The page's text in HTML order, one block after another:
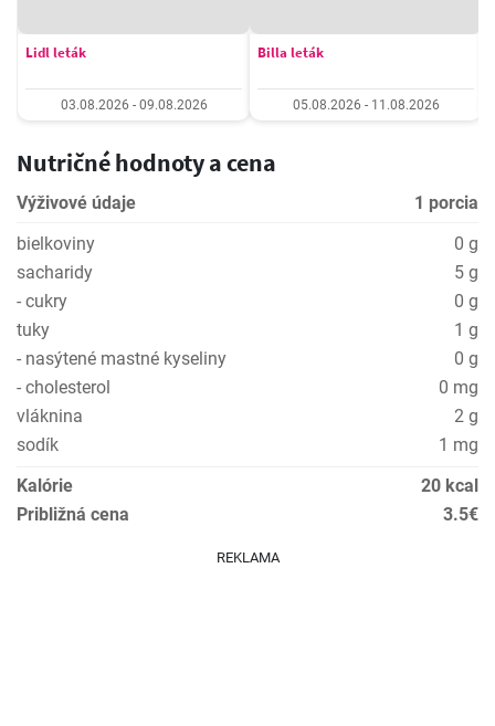
Lidl leták
03.08.2026 - 09.08.2026
Billa leták
05.08.2026 - 11.08.2026
Nutričné hodnoty a cena
Výživové údaje
1 porcia
bielkoviny
0 g
sacharidy
5 g
- cukry
0 g
tuky
1 g
- nasýtené mastné kyseliny
0 g
- cholesterol
0 mg
vláknina
2 g
sodík
1 mg
Kalórie
20 kcal
Približná cena
3.5€
REKLAMA